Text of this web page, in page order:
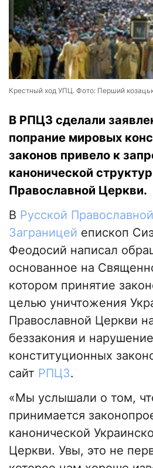
Крестный ход УПЦ. Фото: Перший
В РПЦЗ сделали
попрание мировых
законов привело к
канонической
Православной Церкви.
В Русской
Заграницей епископ
Феодосий написал
основанное на
котором принятие
целью уничтожения
Православной Церкви
беззакония и
конституционных
сайт РПЦЗ.
«Мы услышали о том,
принимается
канонической
Церкви. Увы, это не